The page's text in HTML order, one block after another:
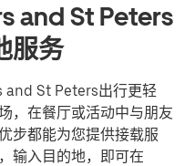
and St Peters
服务
and St Peters出行更轻
，在餐厅或活动中与朋友
步都能为您提供接载服
输入目的地，即可在